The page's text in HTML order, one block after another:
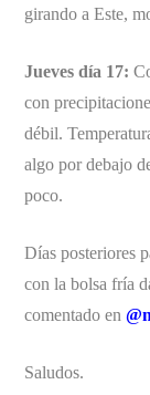
girando a Este,
Jueves día 17:
con
débil.
algo por debajo
poco.
Días posteriores
con la bolsa fría
comentado en
Saludos.